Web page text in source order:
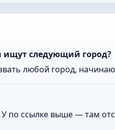
ищут следующий город?
любой город,
по ссылке выше — там